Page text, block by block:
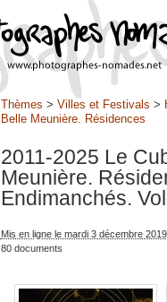
Thèmes > Villes et Festivals >
Belle Meunière. Résidences
2011-2025 Le
Meunière.
Endimanchés.
Mis en ligne le mardi 3 décembre 2019
80 documents